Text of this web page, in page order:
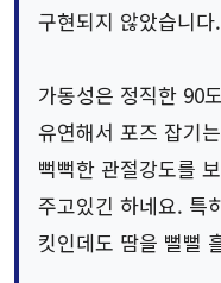
구현되지 않았습니다.
가동성은 정직한 90
유연해서 포즈 잡기
뻑뻑한 관절강도를
주고있긴 하네요. 특
킷인데도 땀을 뻘뻘